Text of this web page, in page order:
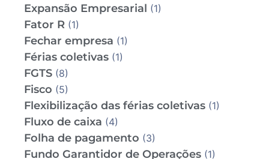
Expansão Empresarial (1)
Fator R (1)
Fechar empresa (1)
Férias coletivas (1)
FGTS (8)
Fisco (5)
Flexibilização das férias coletivas (1)
Fluxo de caixa (4)
Folha de pagamento (3)
Fundo Garantidor de Operações (1)